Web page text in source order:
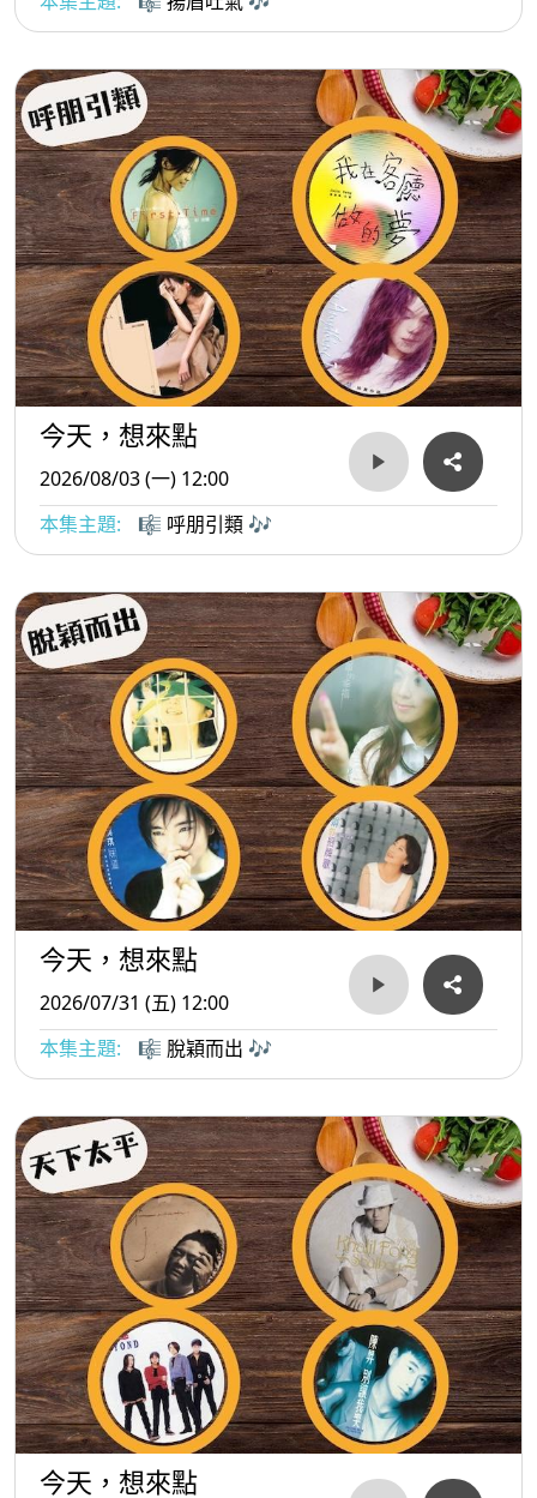
今天，想來點
2026/08/03 (一) 12:00
本集主題:
🎼 呼朋引類 🎶
今天，想來點
2026/07/31 (五) 12:00
本集主題:
🎼 脫穎而出 🎶
今天，想來點